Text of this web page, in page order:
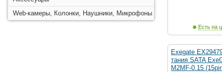
Web-камеры, Колонки, Наушники, Микрофоны
Есть на
Exegate
тания SATA
M2MF-0.15